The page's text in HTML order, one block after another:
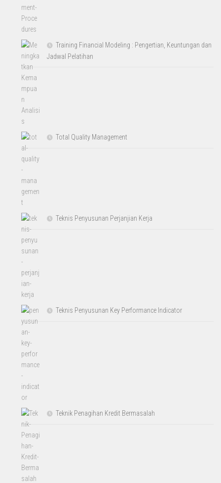
Training Financial Modeling : Pengertian, Keuntungan dan
Jadwal Pelatihan
Total Quality Management
Teknis Penyusunan Perjanjian Kerja
Teknis Penyusunan Key Performance Indicator
Teknik Penagihan Kredit Bermasalah